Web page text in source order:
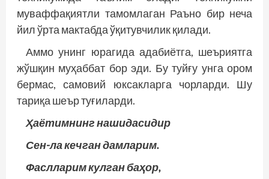
муваффақиятли тамомлаган Раъно бир неча
йил ўрта мактабда ўқитувчилик қилади.
Аммо унинг юрагида адабиётга, шеъриятга
жўшқин муҳаббат бор эди. Бу туйғу унга ором
бермас, самовий юксакларга чорларди. Шу
тариқа шеър туғиларди.
Ҳаётимнинг нашидасидир
Сен-ла кечган дамларим.
Фаслларим кулган баҳор,